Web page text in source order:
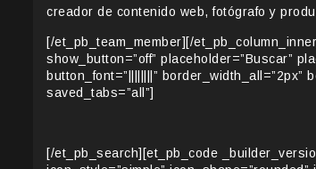
creador de contenido web, fotógrafo y
[/et_pb_team_member][/
show_button=”off” placeholder=”Buscar”
button_font=”||||||||”
saved_tabs=”all”]
[/et_pb_search][et_pb_code